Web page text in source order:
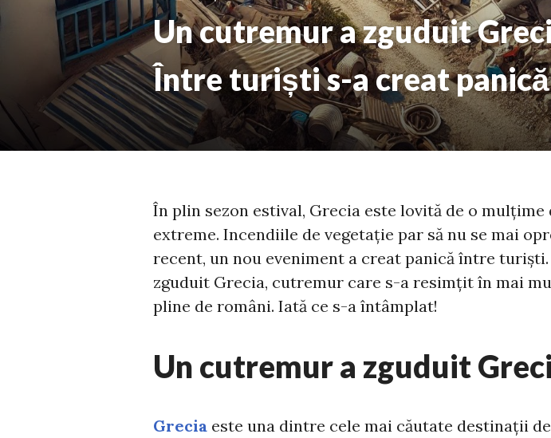
Un cutremur a zguduit
Între turiști s-a creat panică
În plin sezon estival, Grecia este lovită de o mulțime
extreme. Incendiile de vegetație par să nu se mai
recent, un nou eveniment a creat panică între
zguduit Grecia, cutremur care s-a resimțit în mai
pline de români. Iată ce s-a întâmplat!
Un cutremur a zguduit
Grecia este una dintre cele mai căutate destinații